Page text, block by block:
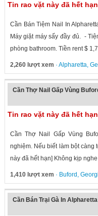
Tin rao vặt này đã hết hạn
Cần Bán Tiệm Nail In
Máy giặt máy sấy đầy đủ. -
phòng bathroom. Tiền rent $
2,260 lượt xem · Alpharetta,
Cần Thợ Nail Gấp Vùng
Tin rao vặt này đã hết hạn
Cần Thợ Nail Gấp Vùng
nghiệm. Nếu biết làm bột càng
này đã hết hạn] Không kịp
1,410 lượt xem · Buford ,
Cần Bán Trại Gà In